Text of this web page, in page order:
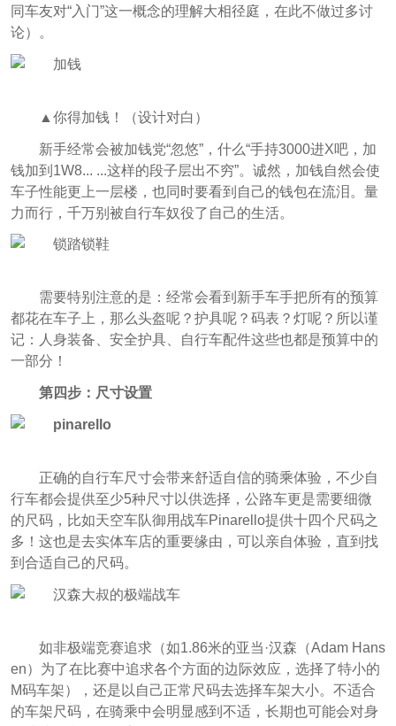
同车友对“入门”这一概念的理解大相径庭，在此不做过多讨
论）。
▲你得加钱！（设计对白）
新手经常会被加钱党“忽悠”，什么“手持3000进X吧，加
钱加到1W8... ...这样的段子层出不穷”。诚然，加钱自然会使
车子性能更上一层楼，也同时要看到自己的钱包在流泪。量
力而行，千万别被自行车奴役了自己的生活。
需要特别注意的是：经常会看到新手车手把所有的预算
都花在车子上，那么头盔呢？护具呢？码表？灯呢？所以谨
记：人身装备、安全护具、自行车配件这些也都是预算中的
一部分！
第四步：尺寸设置
正确的自行车尺寸会带来舒适自信的骑乘体验，不少自
行车都会提供至少5种尺寸以供选择，公路车更是需要细微
的尺码，比如天空车队御用战车Pinarello提供十四个尺码之
多！这也是去实体车店的重要缘由，可以亲自体验，直到找
到合适自己的尺码。
如非极端竞赛追求（如1.86米的亚当·汉森（Adam Hans
en）为了在比赛中追求各个方面的边际效应，选择了特小的
M码车架），还是以自己正常尺码去选择车架大小。不适合
的车架尺码，在骑乘中会明显感到不适，长期也可能会对身